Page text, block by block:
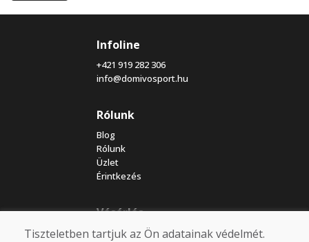
Infoline
+421 919 282 306
info@domivosport.hu
Rólunk
Blog
Rólunk
Üzlet
Érintkezés
Vásárlás
Eshop
Tiszteletben tartjuk az Ön adatainak védelmét.